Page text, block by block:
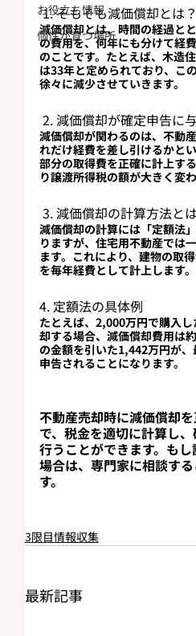
お役立ち情報
個性が育つ場所
1. そもそも減価償却とは？
減価償却とは、時間の経過と
の費用を、何年にも分けて経
のことです。たとえば、木造
は33年と定められており、こ
徐々に減少させていきます。
2. 減価償却が確定申告に
減価償却が関わるのは、不動
れだけ経費を差し引けるかと
部分の取得費を正確に計上す
り譲渡所得税の額が大きく変わ
3. 減価償却の計算方法と
減価償却の計算には「定額法
りますが、住宅用不動産では
ます。これにより、建物の取
を毎年経費として計上します。
4. 定額法の具体例
たとえば、2,000万円で購入
却する場合、減価償却費用は
の金額を引いた1,442万円が
申告されることになります。
不動産売却時に減価償却
で、税金を適切に計算し
行うことができます。も
場合は、専門家に相談す
す。
3限目情報収集
最新記事